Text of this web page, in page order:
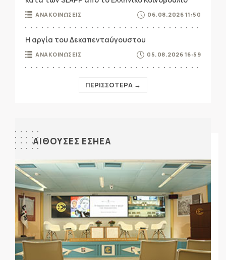
ΑΝΑΚΟΙΝΩΣΕΙΣ 06.08.2026 11:50
Η αργία του Δεκαπενταύγουστου
ΑΝΑΚΟΙΝΩΣΕΙΣ 05.08.2026 16:59
ΠΕΡΙΣΣΟΤΕΡΑ →
ΑΙΘΟΥΣΕΣ ΕΣΗΕΑ